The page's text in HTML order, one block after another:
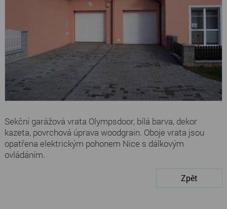
Sekční garážová vrata Olympsdoor, bílá barva, dekor
kazeta, povrchová úprava woodgrain. Oboje vrata jsou
opatřena elektrickým pohonem Nice s dálkovým
ovládáním.
Zpět